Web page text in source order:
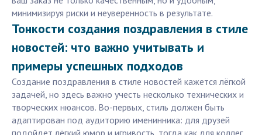
минимизируя риски и неуверенность в результате.
Тонкости создания поздравления в стиле
новостей: что важно учитывать и
примеры успешных подходов
Создание поздравления в стиле новостей кажется лёгкой
задачей, но здесь важно учесть несколько технических и
творческих нюансов. Во-первых, стиль должен быть
адаптирован под аудиторию именинника: для друзей